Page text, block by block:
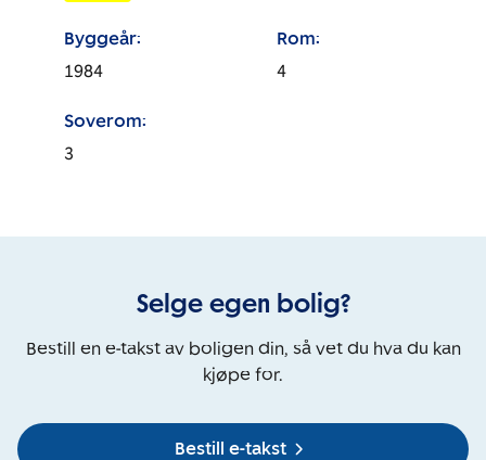
Byggeår:
1984
Rom:
4
Soverom:
3
Selge egen bolig?
Bestill en e-takst av boligen din, så vet du hva du kan
kjøpe for.
Bestill e-takst